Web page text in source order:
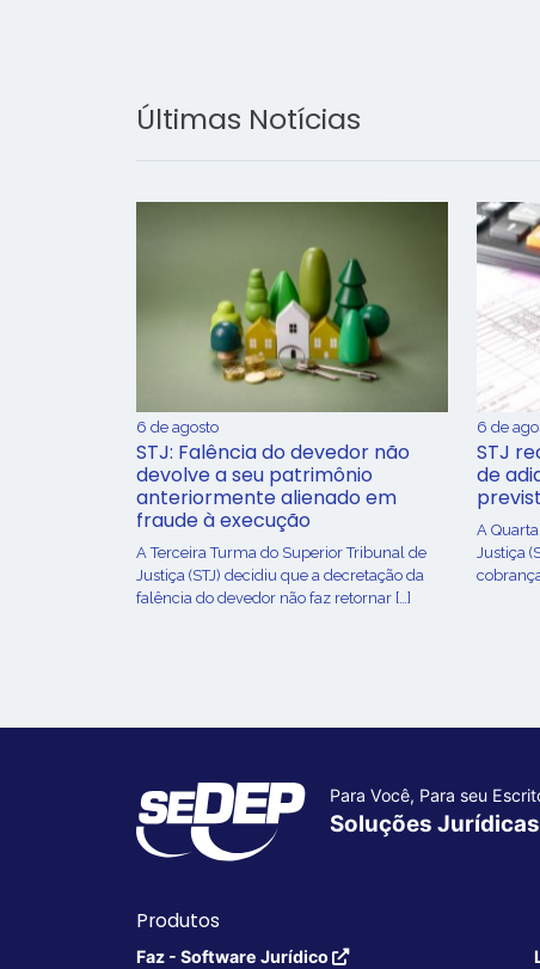
Últimas Notícias
6 de agosto
STJ: Falência do devedor não
devolve a seu patrimônio
anteriormente alienado em
fraude à execução
A Terceira Turma do Superior Tribunal de
Justiça (STJ) decidiu que a decretação da
falência do devedor não faz retornar […]
6 de
STJ
de
A
Justiça
Para Você, Para seu
Soluções
Produtos
Faz - Software Jurídico